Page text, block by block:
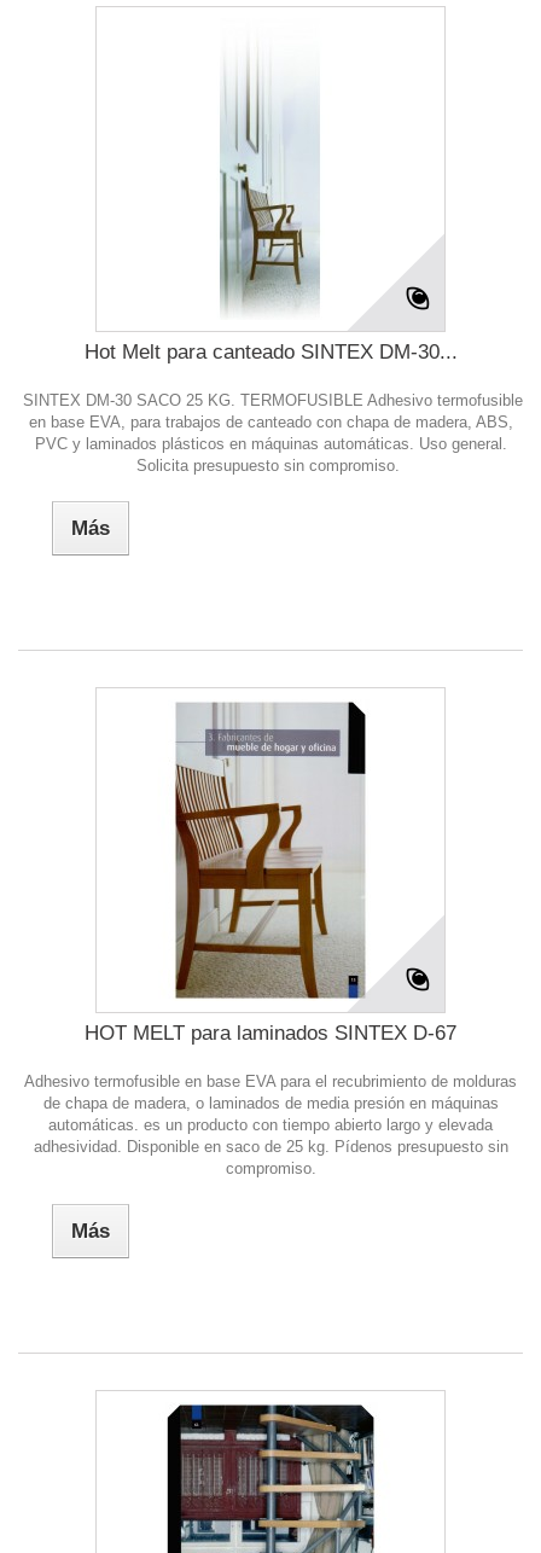
Hot Melt para canteado SINTEX DM-30...
SINTEX DM-30 SACO 25 KG. TERMOFUSIBLE Adhesivo termofusible
en base EVA, para trabajos de canteado con chapa de madera, ABS,
PVC y laminados plásticos en máquinas automáticas. Uso general.
Solicita presupuesto sin compromiso.
Más
HOT MELT para laminados SINTEX D-67
Adhesivo termofusible en base EVA para el recubrimiento de molduras
de chapa de madera, o laminados de media presión en máquinas
automáticas. es un producto con tiempo abierto largo y elevada
adhesividad. Disponible en saco de 25 kg. Pídenos presupuesto sin
compromiso.
Más